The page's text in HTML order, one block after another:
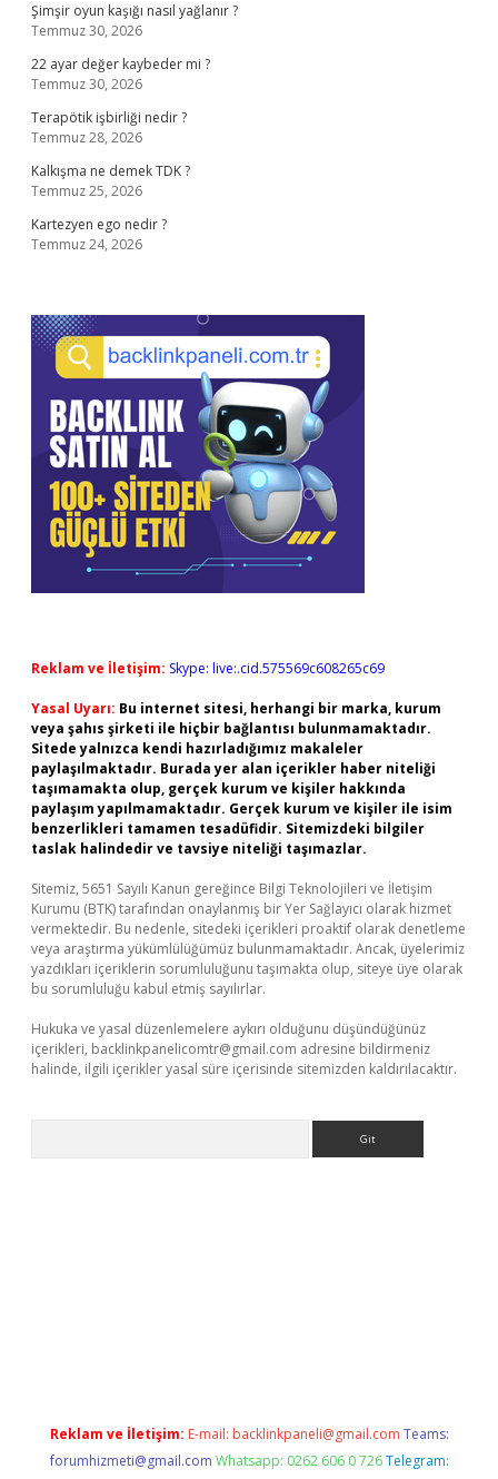
Şimşir oyun kaşığı nasıl yağlanır ?
Temmuz 30, 2026
22 ayar değer kaybeder mi ?
Temmuz 30, 2026
Terapötik işbirliği nedir ?
Temmuz 28, 2026
Kalkışma ne demek TDK ?
Temmuz 25, 2026
Kartezyen ego nedir ?
Temmuz 24, 2026
Reklam ve İletişim: Skype: live:.cid.575569c608265c69
Yasal Uyarı: Bu internet sitesi, herhangi bir marka, kurum
veya şahıs şirketi ile hiçbir bağlantısı bulunmamaktadır.
Sitede yalnızca kendi hazırladığımız makaleler
paylaşılmaktadır. Burada yer alan içerikler haber niteliği
taşımamakta olup, gerçek kurum ve kişiler hakkında
paylaşım yapılmamaktadır. Gerçek kurum ve kişiler ile isim
benzerlikleri tamamen tesadüfidir. Sitemizdeki bilgiler
taslak halindedir ve tavsiye niteliği taşımazlar.
Sitemiz, 5651 Sayılı Kanun gereğince Bilgi Teknolojileri ve İletişim
Kurumu (BTK) tarafından onaylanmış bir Yer Sağlayıcı olarak hizmet
vermektedir. Bu nedenle, sitedeki içerikleri proaktif olarak denetleme
veya araştırma yükümlülüğümüz bulunmamaktadır. Ancak, üyelerimiz
yazdıkları içeriklerin sorumluluğunu taşımakta olup, siteye üye olarak
bu sorumluluğu kabul etmiş sayılırlar.
Hukuka ve yasal düzenlemelere aykırı olduğunu düşündüğünüz
içerikleri, backlinkpanelicomtr@gmail.com adresine bildirmeniz
halinde, ilgili içerikler yasal süre içerisinde sitemizden kaldırılacaktır.
Reklam ve İletişim: E-mail: backlinkpaneli@gmail.com Teams:
forumhizmeti@gmail.com Whatsapp: 0262 606 0 726 Telegram: